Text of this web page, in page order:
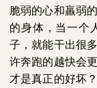
脆弱的心和羸弱
的身体，当一个
子，就能干出很
许奔跑的越快会
才是真正的好坏